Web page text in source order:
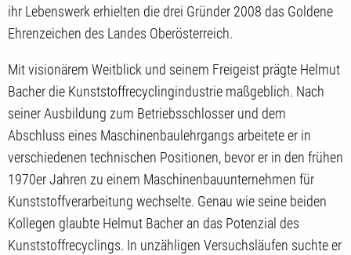
ihr Lebenswerk erhielten die drei Gründer 2008 das Goldene
Ehrenzeichen des Landes Oberösterreich.
Mit visionärem Weitblick und seinem Freigeist prägte Helmut
Bacher die Kunststoffrecyclingindustrie maßgeblich. Nach
seiner Ausbildung zum Betriebsschlosser und dem
Abschluss eines Maschinenbaulehrgangs arbeitete er in
verschiedenen technischen Positionen, bevor er in den frühen
1970er Jahren zu einem Maschinenbauunternehmen für
Kunststoffverarbeitung wechselte. Genau wie seine beiden
Kollegen glaubte Helmut Bacher an das Potenzial des
Kunststoffrecyclings. In unzähligen Versuchsläufen suchte er